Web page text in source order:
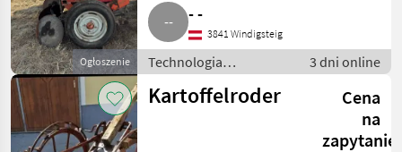
Ogłoszenie
- -
3841 Windigsteig
Technologia
ziemniaczana / Inne
rozwiązania
3 dni online
Kartoffelroder
Cena
na
zapytanie